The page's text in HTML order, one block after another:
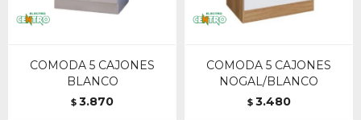
COMODA 5 CAJONES
BLANCO
$ 3.870
COMODA 5 CAJONES
NOGAL/BLANCO
$ 3.480